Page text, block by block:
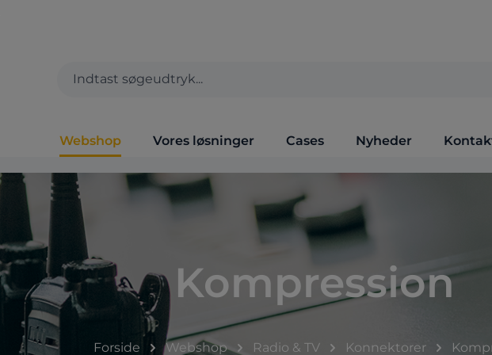
Webshop Vores løsninger Cases Nyheder
Kompression
Forside Webshop Radio & TV Konnektorer